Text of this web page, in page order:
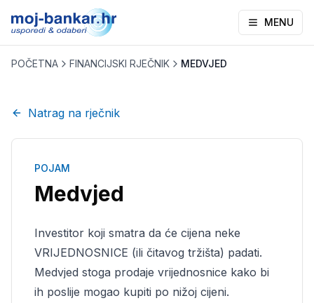
MENU
POČETNA FINANCIJSKI RJEČNIK MEDVJED
Natrag na rječnik
POJAM
Medvjed
Investitor koji smatra da će cijena neke
VRIJEDNOSNICE (ili čitavog tržišta) padati.
Medvjed stoga prodaje vrijednosnice kako bi
ih poslije mogao kupiti po nižoj cijeni.